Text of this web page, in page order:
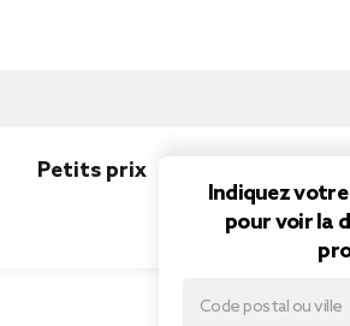
Indiquez
pour voir la
Petits prix